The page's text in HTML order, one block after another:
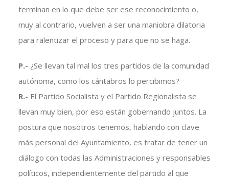
terminan en lo que debe ser ese reconocimiento o,
muy al contrario, vuelven a ser una maniobra dilatoria
para ralentizar el proceso y para que no se haga.
P.- ¿Se llevan tal mal los tres partidos de la comunidad
autónoma, como los cántabros lo percibimos?
R.- El Partido Socialista y el Partido Regionalista se
llevan muy bien, por eso están gobernando juntos. La
postura que nosotros tenemos, hablando con clave
más personal del Ayuntamiento, es tratar de tener un
diálogo con todas las Administraciones y responsables
políticos, independientemente del partido al que